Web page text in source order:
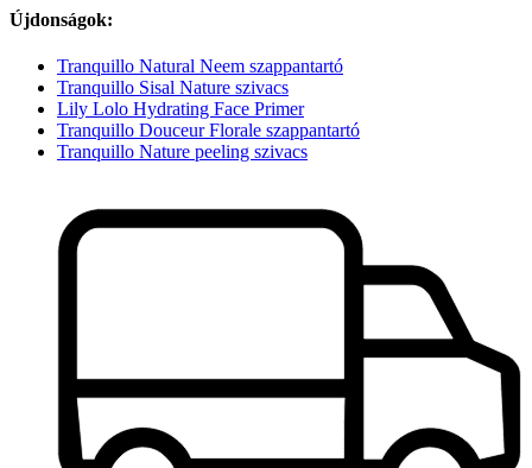
Újdonságok:
Tranquillo Natural Neem szappantartó
Tranquillo Sisal Nature szivacs
Lily Lolo Hydrating Face Primer
Tranquillo Douceur Florale szappantartó
Tranquillo Nature peeling szivacs